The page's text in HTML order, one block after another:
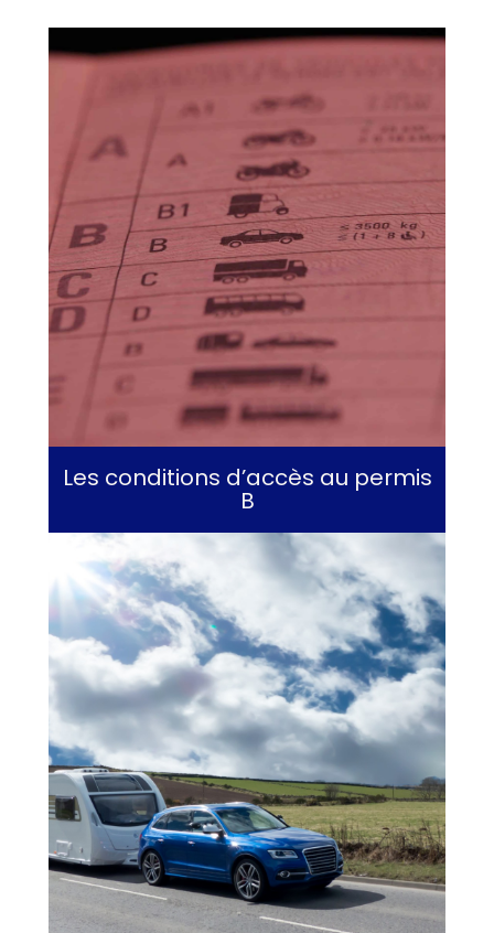
Les conditions d’accès au permis
B